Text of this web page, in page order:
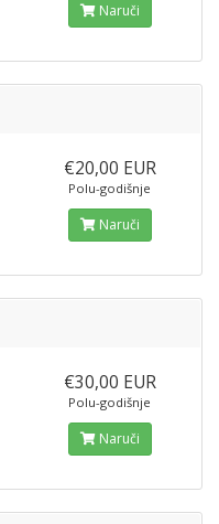
Naruči
€20,00 EUR
Polu-godišnje
Naruči
€30,00 EUR
Polu-godišnje
Naruči